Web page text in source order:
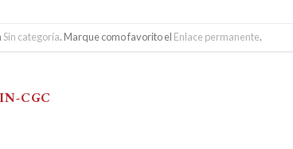
Sin categoría. Marque como favorito el Enlace permanente.
CGC